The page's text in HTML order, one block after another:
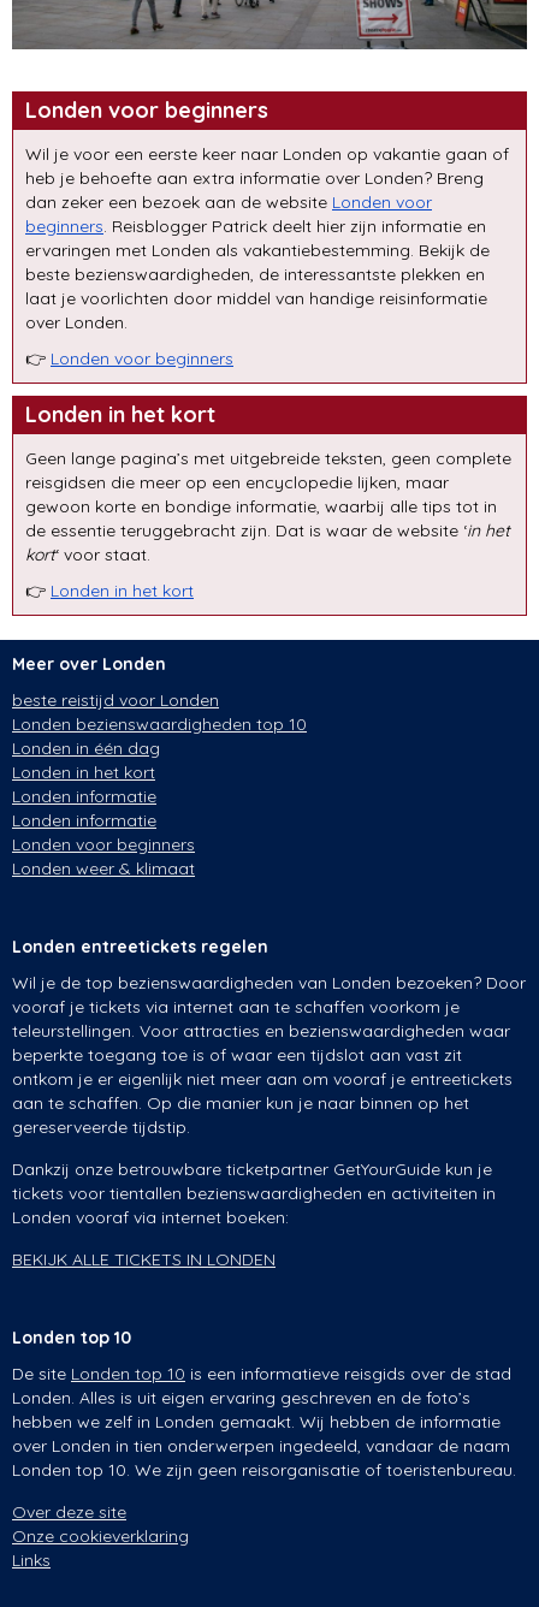
Londen voor beginners
Wil je voor een eerste keer naar Londen op vakantie gaan of
heb je behoefte aan extra informatie over Londen? Breng
dan zeker een bezoek aan de website Londen voor
beginners. Reisblogger Patrick deelt hier zijn informatie en
ervaringen met Londen als vakantiebestemming. Bekijk de
beste bezienswaardigheden, de interessantste plekken en
laat je voorlichten door middel van handige reisinformatie
over Londen.
👉 Londen voor beginners
Londen in het kort
Geen lange pagina’s met uitgebreide teksten, geen complete
reisgidsen die meer op een encyclopedie lijken, maar
gewoon korte en bondige informatie, waarbij alle tips tot in
de essentie teruggebracht zijn. Dat is waar de website ‘in het
kort‘ voor staat.
👉 Londen in het kort
Meer over Londen
beste reistijd voor Londen
Londen bezienswaardigheden top 10
Londen in één dag
Londen in het kort
Londen informatie
Londen informatie
Londen voor beginners
Londen weer & klimaat
Londen entreetickets regelen
Wil je de top bezienswaardigheden van Londen bezoeken? Door
vooraf je tickets via internet aan te schaffen voorkom je
teleurstellingen. Voor attracties en bezienswaardigheden waar
beperkte toegang toe is of waar een tijdslot aan vast zit
ontkom je er eigenlijk niet meer aan om vooraf je entreetickets
aan te schaffen. Op die manier kun je naar binnen op het
gereserveerde tijdstip.
Dankzij onze betrouwbare ticketpartner GetYourGuide kun je
tickets voor tientallen bezienswaardigheden en activiteiten in
Londen vooraf via internet boeken:
BEKIJK ALLE TICKETS IN LONDEN
Londen top 10
De site Londen top 10 is een informatieve reisgids over de stad
Londen. Alles is uit eigen ervaring geschreven en de foto’s
hebben we zelf in Londen gemaakt. Wij hebben de informatie
over Londen in tien onderwerpen ingedeeld, vandaar de naam
Londen top 10. We zijn geen reisorganisatie of toeristenbureau.
Over deze site
Onze cookieverklaring
Links